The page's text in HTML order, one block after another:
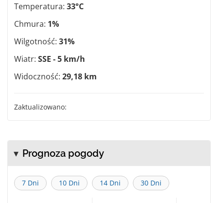
Temperatura: 33°C
Chmura: 1%
Wilgotność: 31%
Wiatr: SSE - 5 km/h
Widoczność: 29,18 km
Zaktualizowano:
Prognoza pogody
7 Dni 10 Dni 14 Dni 30 Dni